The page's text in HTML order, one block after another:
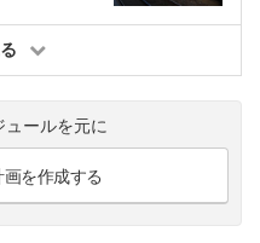
ュールを元に
を作成する